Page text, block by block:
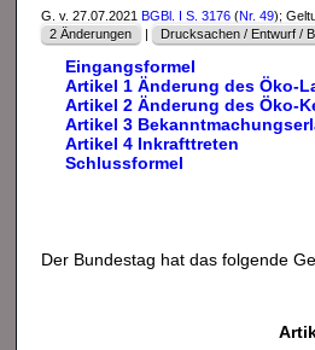
G. v. 27.07.2021 BGBl. I S. 3176 (Nr. 49);
2 Änderungen
| Drucksachen / Entwurf /
Eingangsformel
Artikel 1 Änderung des Öko-
Artikel 2 Änderung des Öko-
Artikel 3
Artikel 4 Inkrafttreten
Schlussformel
Der Bundestag hat das folgende